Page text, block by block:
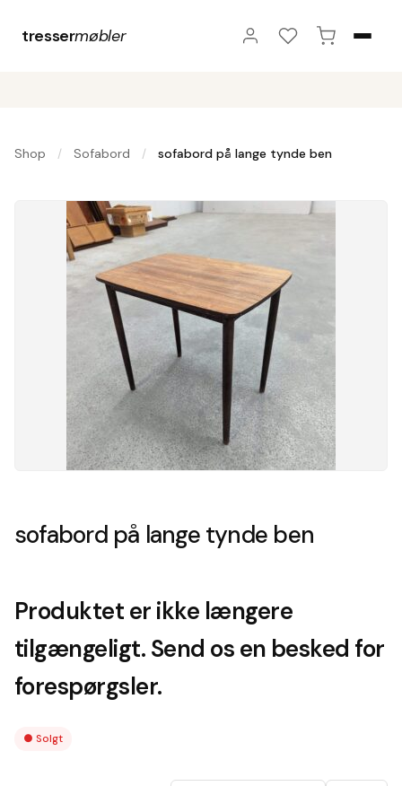
tressermøbler
Shop / Sofabord / sofabord på lange tynde ben
sofabord på lange tynde ben
Produktet er ikke længere
tilgængeligt. Send os en besked for
forespørgsler.
● Solgt